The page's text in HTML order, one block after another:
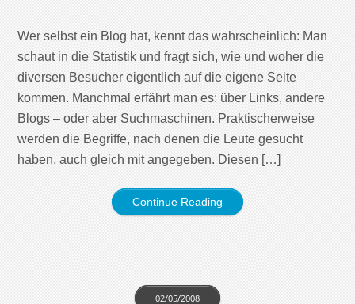
Wer selbst ein Blog hat, kennt das wahrscheinlich: Man
schaut in die Statistik und fragt sich, wie und woher die
diversen Besucher eigentlich auf die eigene Seite
kommen. Manchmal erfährt man es: über Links, andere
Blogs – oder aber Suchmaschinen. Praktischerweise
werden die Begriffe, nach denen die Leute gesucht
haben, auch gleich mit angegeben. Diesen […]
Continue Reading
02/05/2008